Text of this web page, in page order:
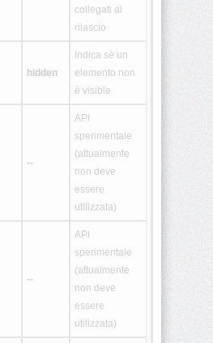
collegati al
rilascio
hidden
Indica sè un
elemento non
è visible
--
API
sperimentale
(attualmente
non deve
essere
utilizzata)
--
API
sperimentale
(attualmente
non deve
essere
utilizzata)